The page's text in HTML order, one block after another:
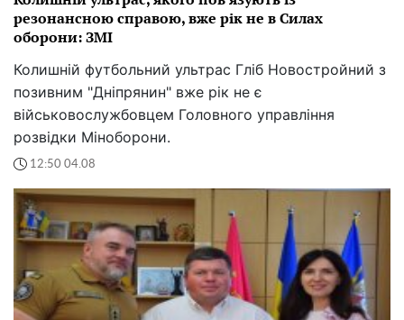
резонансною справою, вже рік не в Силах
оборони: ЗМІ
Колишній футбольний ультрас Гліб Новостройний з
позивним "Дніпрянин" вже рік не є
військовослужбовцем Головного управління
розвідки Міноборони.
12:50 04.08